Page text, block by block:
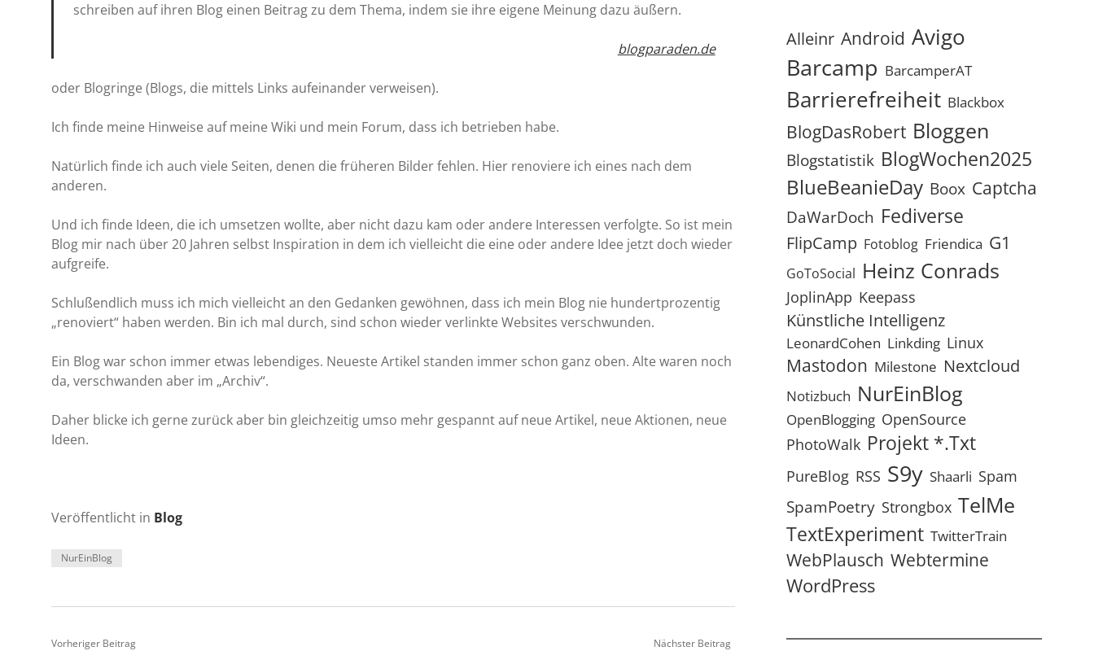
schreiben auf ihren Blog einen Beitrag zu dem Thema, indem sie ihre eigene Meinung dazu äußern.
blogparaden.de
oder Blogringe (Blogs, die mittels Links aufeinander verweisen).
Ich finde meine Hinweise auf meine Wiki und mein Forum, dass ich betrieben habe.
Natürlich finde ich auch viele Seiten, denen die früheren Bilder fehlen. Hier renoviere ich eines nach dem
anderen.
Und ich finde Ideen, die ich umsetzen wollte, aber nicht dazu kam oder andere Interessen verfolgte. So ist mein
Blog mir nach über 20 Jahren selbst Inspiration in dem ich vielleicht die eine oder andere Idee jetzt doch wieder
aufgreife.
Schlußendlich muss ich mich vielleicht an den Gedanken gewöhnen, dass ich mein Blog nie hundertprozentig
„renoviert“ haben werden. Bin ich mal durch, sind schon wieder verlinkte Websites verschwunden.
Ein Blog war schon immer etwas lebendiges. Neueste Artikel standen immer schon ganz oben. Alte waren noch
da, verschwanden aber im „Archiv“.
Daher blicke ich gerne zurück aber bin gleichzeitig umso mehr gespannt auf neue Artikel, neue Aktionen, neue
Ideen.
Veröffentlicht in Blog
NurEinBlog
Vorheriger Beitrag Nächster Beitrag
Alleinr Android Avigo
Barcamp BarcamperAT
Barrierefreiheit Blackbox
BlogDasRobert Bloggen
Blogstatistik BlogWochen2025
BlueBeanieDay Boox Captcha
DaWarDoch Fediverse
FlipCamp Fotoblog Friendica G1
GoToSocial Heinz Conrads
JoplinApp Keepass
Künstliche Intelligenz
LeonardCohen Linkding Linux
Mastodon Milestone Nextcloud
Notizbuch NurEinBlog
OpenBlogging OpenSource
PhotoWalk Projekt *.txt
PureBlog RSS S9y Shaarli Spam
SpamPoetry Strongbox TelMe
TextExperiment TwitterTrain
WebPlausch Webtermine
WordPress